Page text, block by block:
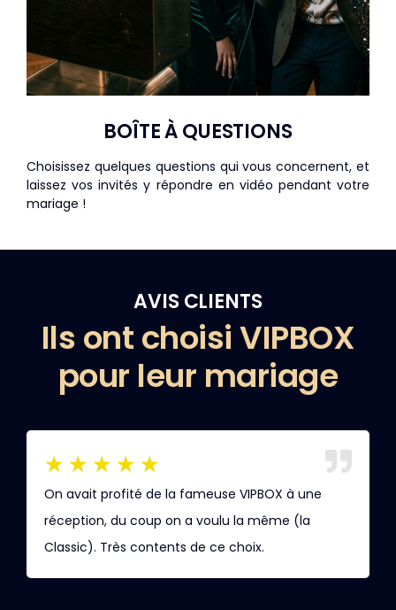
BOÎTE À QUESTIONS
Choisissez quelques questions qui vous concernent, et
laissez vos invités y répondre en vidéo pendant votre
mariage !
AVIS CLIENTS
Ils ont choisi VIPBOX
pour leur mariage
★ ★ ★ ★ ★
On avait profité de la fameuse VIPBOX à une
réception, du coup on a voulu la même (la
Classic). Très contents de ce choix.